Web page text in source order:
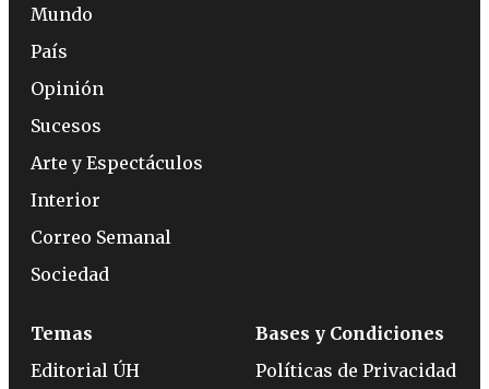
Mundo
País
Opinión
Sucesos
Arte y Espectáculos
Interior
Correo Semanal
Sociedad
Temas
Editorial ÚH
Bases y Condiciones
Políticas de Privacidad